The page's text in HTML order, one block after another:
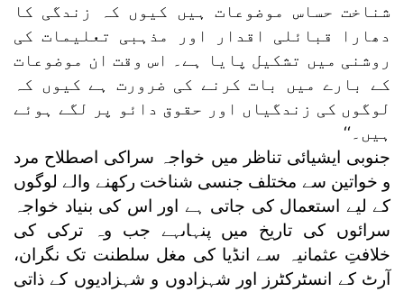
شناخت حساس موضوعات ہیں کیوں کہ زندگی کا
دھارا قبائلی اقدار اور مذہبی تعلیمات کی
روشنی میں تشکیل پایا ہے۔ اس وقت ان موضوعات
کے بارے میں بات کرنے کی ضرورت ہے کیوں کہ
لوگوں کی زندگیاں اور حقوق دائو پر لگے ہوئے
ہیں۔‘‘
جنوبی ایشیائی تناظر میں خواجہ سراکی اصطلاح مرد
و خواتین سے مختلف جنسی شناخت رکھنے والے لوگوں
کے لیے استعمال کی جاتی ہے اور اس کی بنیاد خواجہ
سرائوں کی تاریخ میں پنہاںہے جب وہ ترکی کی
خلافتِ عثمانیہ سے انڈیا کی مغل سلطنت تک نگران،
آرٹ کے انسٹرکٹرز اور شہزادوں و شہزادیوں کے ذاتی